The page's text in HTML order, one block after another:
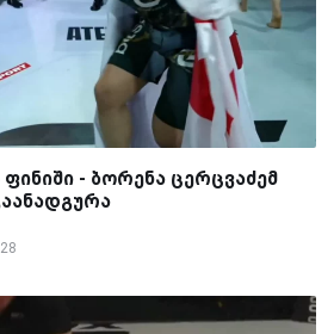
- ბორენა ცერცვაძემ